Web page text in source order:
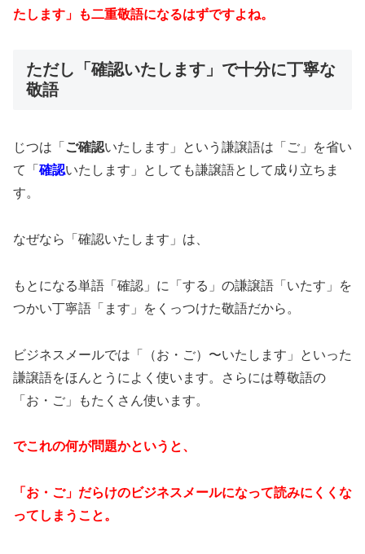
たします」も二重敬語になるはずですよね。
ただし「確認いたします」で十分に丁寧な
敬語
じつは「 ご確認いたします」という謙譲語は「ご」を省い
て「 確認いたします」としても謙譲語として成り立ちま
す。
なぜなら「確認いたします」は、
もとになる単語「確認」に「する」の謙譲語「いたす」を
つかい丁寧語「ます」をくっつけた敬語だから。
ビジネスメールでは「（お・ご）〜いたします」といった
謙譲語をほんとうによく使います。さらには尊敬語の
「お・ご」もたくさん使います。
でこれの何が問題かというと、
「お・ご」だらけのビジネスメールになって読みにくくな
ってしまうこと。